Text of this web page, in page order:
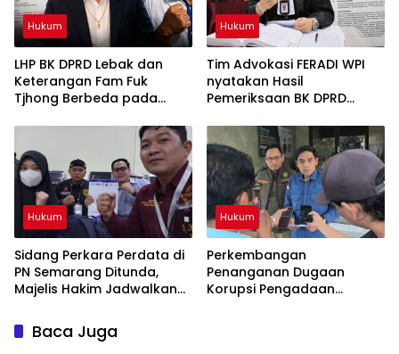
Hukum
LHP BK DPRD Lebak dan
Keterangan Fam Fuk
Tjhong Berbeda pada
Pembuktian Masih
Berlangsung di Polda
Banten ujar Revan FERADI
WPI
Hukum
Tim Advokasi FERADI WPI
nyatakan Hasil
Pemeriksaan BK DPRD
Penyidikan Perkara Fam
Fuk Tjhong alias Eyang Uun
Hukum
Sidang Perkara Perdata di
PN Semarang Ditunda,
Majelis Hakim Jadwalkan
Tergugat
Hukum
Perkembangan
Penanganan Dugaan
Korupsi Pengadaan
Baca Juga